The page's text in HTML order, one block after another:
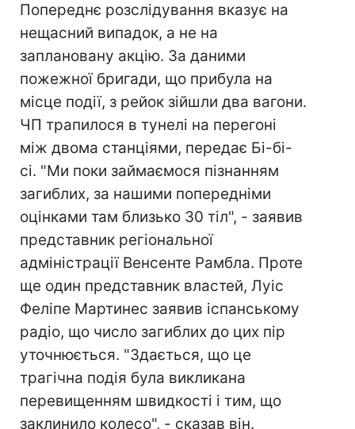
Попереднє розслідування вказує на
нещасний випадок, а не на
заплановану акцію. За даними
пожежної бригади, що прибула на
місце події, з рейок зійшли два вагони.
ЧП трапилося в тунелі на перегоні
між двома станціями, передає Бі-бі-
сі. "Ми поки займаємося пізнанням
загиблих, за нашими попередніми
оцінками там близько 30 тіл", - заявив
представник регіональної
адміністрації Венсенте Рамбла. Проте
ще один представник властей, Луіс
Феліпе Мартинеc заявив іспанському
радіо, що число загиблих до цих пір
уточнюється. "Здається, що це
трагічна подія була викликана
перевищенням швидкості і тим, що
заклинило колесо", - сказав він.